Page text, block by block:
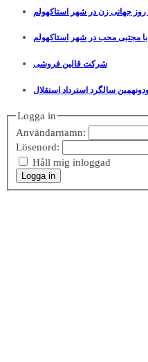
جهانی زن در شهر استاکهولم
مجتبی محب در شهر استاکهولم
شرکت قالین فروشی
سالگرد استرداد استقلال
Logga in
Användarnamn:
Lösenord:
Håll mig inloggad
Logga in